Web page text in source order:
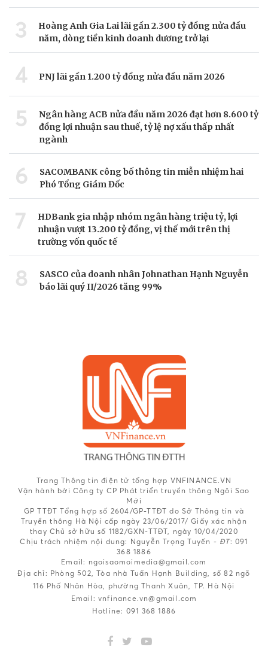
3
Hoàng Anh Gia Lai lãi gần 2.300 tỷ đồng nửa đầu
năm, dòng tiền kinh doanh dương trở lại
4 PNJ lãi gần 1.200 tỷ đồng nửa đầu năm 2026
5
Ngân hàng ACB nửa đầu năm 2026 đạt hơn 8.600 tỷ
đồng lợi nhuận sau thuế, tỷ lệ nợ xấu thấp nhất
ngành
6
SACOMBANK công bố thông tin miễn nhiệm hai
Phó Tổng Giám Đốc
7
HDBank gia nhập nhóm ngân hàng triệu tỷ, lợi
nhuận vượt 13.200 tỷ đồng, vị thế mới trên thị
trường vốn quốc tế
8
SASCO của doanh nhân Johnathan Hạnh Nguyễn
báo lãi quý II/2026 tăng 99%
Trang Thông tin điện tử tổng hợp VNFINANCE.VN
Vận hành bởi Công ty CP Phát triển truyền thông Ngôi Sao
Mới
GP TTĐT Tổng hợp số 2604/GP-TTĐT do Sở Thông tin và
Truyền thông Hà Nội cấp ngày 23/06/2017/ Giấy xác nhận
thay Chủ sở hữu số 1182/GXN-TTĐT, ngày 10/04/2020
Chịu trách nhiệm nội dung: Nguyễn Trọng Tuyến - ĐT: 091
368 1886
Email: ngoisaomoimedia@gmail.com
Địa chỉ: Phòng 502, Tòa nhà Tuấn Hạnh Building, số 82 ngõ
116 Phố Nhân Hòa, phường Thanh Xuân, TP. Hà Nội
Email: vnfinance.vn@gmail.com
Hotline: 091 368 1886